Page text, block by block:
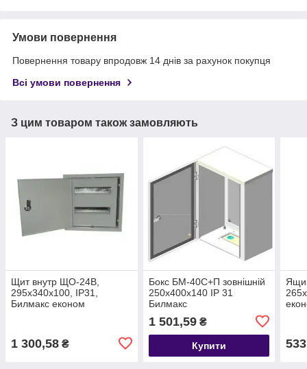
Умови повернення
Повернення товару впродовж 14 днів за рахунок покупця
Всі умови повернення
З цим товаром також замовляють
Щит внутр ЩО-24В,
295х340х100, IP31,
Билмакс економ
1 300,58 ₴
Бокс БМ-40С+П зовнішній
250х400х140 IP 31
Билмакс
1 501,59₴
Купити